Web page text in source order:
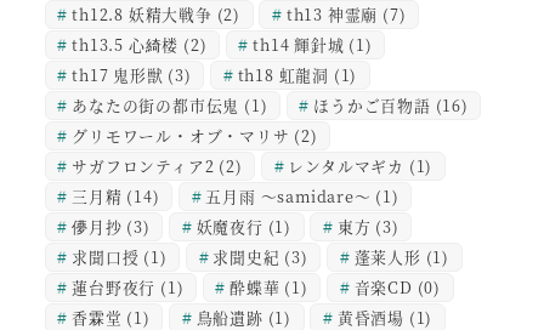
th12.8 妖精大戦争 (2) th13 神霊廟 (7)
th13.5 心綺楼 (2) th14 輝針城 (1)
th17 鬼形獣 (3) th18 虹龍洞 (1)
あなたの街の都市伝鬼 (1) ほうかご百物語 (16)
グリモワール・オブ・マリサ (2)
サガフロンティア2 (2) レンタルマギカ (1)
三月精 (14) 五月雨 ～samidare～ (1)
儚月抄 (3) 妖魔夜行 (1) 東方 (3)
求聞口授 (1) 求聞史紀 (3) 蓬莱人形 (1)
蓮台野夜行 (1) 酔蝶華 (1) 音楽CD (0)
香霖堂 (1) 鳥船遺跡 (1) 黄昏酒場 (1)